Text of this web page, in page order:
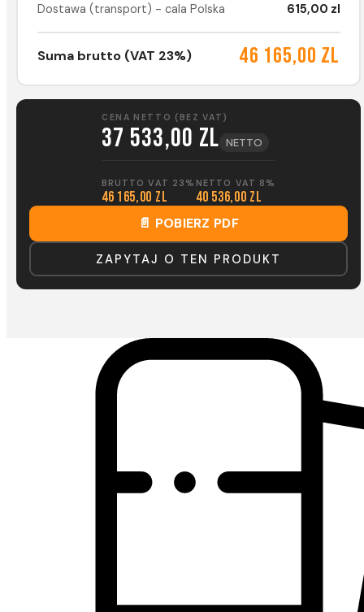
Dostawa (transport) - cala Polska
615,00 zl
Suma brutto (VAT 23%) 46 165,00 zl
CENA NETTO (BEZ VAT)
37 533,00 zl NETTO
BRUTTO VAT 23%
46 165,00 zl
NETTO VAT 8%
40 536,00 zl
📄 POBIERZ PDF
ZAPYTAJ O TEN PRODUKT